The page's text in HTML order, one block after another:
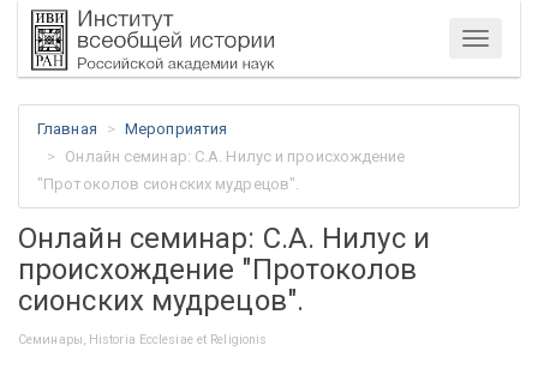
Меню
Главная
Мероприятия
Онлайн семинар: С.А. Нилус и происхождение
"Протоколов сионских мудрецов".
Онлайн семинар: С.А. Нилус и
происхождение "Протоколов
сионских мудрецов".
Семинары, Historia Ecclesiae et Religionis